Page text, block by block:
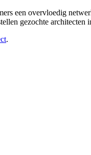
een overvloedig
gezochte architecten
.